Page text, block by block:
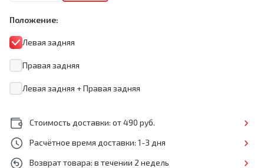
Положение:
Левая задняя
Правая задняя
Левая задняя + Правая задняя
Стоимость доставки: от 490 руб.
Расчётное время доставки: 1-3 дня
Возврат товара: в течении 2 недель